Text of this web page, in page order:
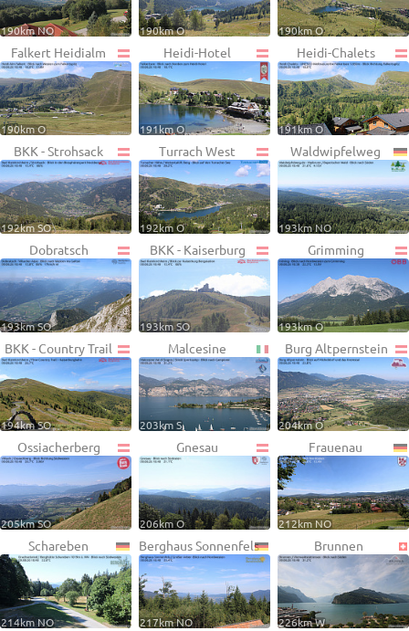
190km NO 190km O 190km O
Falkert Heidialm
190km O
Heidi-Hotel
191km O
Heidi-Chalets
191km O
BKK - Strohsack
192km SO
Turrach West
192km O
Waldwipfelweg
193km NO
Dobratsch
193km SO
BKK - Kaiserburg
193km SO
Grimming
193km O
BKK - Country Trail
194km SO
Malcesine
203km S
Burg Altpernstein
204km O
Ossiacherberg
205km SO
Gnesau
206km O
Frauenau
212km NO
Schareben
214km NO
Berghaus Sonnenfels
217km NO
Brunnen
226km W